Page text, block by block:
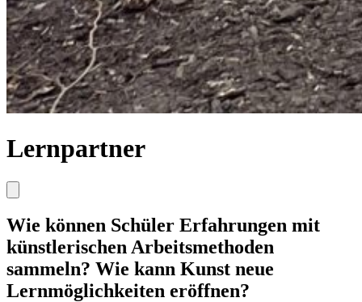
Lernpartner
Wie können Schüler Erfahrungen mit
künstlerischen Arbeitsmethoden
sammeln? Wie kann Kunst neue
Lernmöglichkeiten eröffnen?